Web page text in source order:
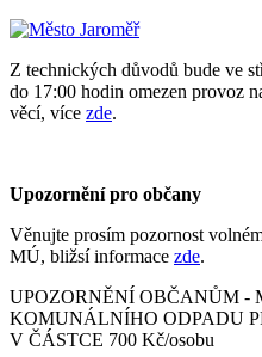
Z technických důvodů bude ve
do 17:00 hodin omezen provoz
věcí, více zde.
Upozornění pro občany
Věnujte prosím pozornost
MÚ, bližsí informace zde.
UPOZORNĚNÍ OBČANŮM -
KOMUNÁLNÍHO ODPADU
V ČÁSTCE 700 Kč/osobu